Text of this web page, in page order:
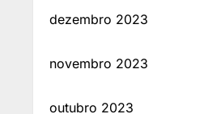
dezembro 2023
novembro 2023
outubro 2023